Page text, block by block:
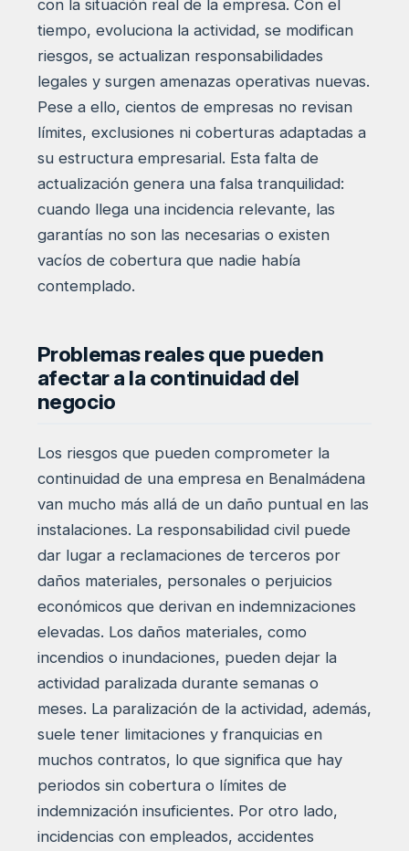
con la situación real de la empresa. Con el
tiempo, evoluciona la actividad, se modifican
riesgos, se actualizan responsabilidades
legales y surgen amenazas operativas nuevas.
Pese a ello, cientos de empresas no revisan
límites, exclusiones ni coberturas adaptadas a
su estructura empresarial. Esta falta de
actualización genera una falsa tranquilidad:
cuando llega una incidencia relevante, las
garantías no son las necesarias o existen
vacíos de cobertura que nadie había
contemplado.
Problemas reales que pueden
afectar a la continuidad del
negocio
Los riesgos que pueden comprometer la
continuidad de una empresa en Benalmádena
van mucho más allá de un daño puntual en las
instalaciones. La responsabilidad civil puede
dar lugar a reclamaciones de terceros por
daños materiales, personales o perjuicios
económicos que derivan en indemnizaciones
elevadas. Los daños materiales, como
incendios o inundaciones, pueden dejar la
actividad paralizada durante semanas o
meses. La paralización de la actividad, además,
suele tener limitaciones y franquicias en
muchos contratos, lo que significa que hay
periodos sin cobertura o límites de
indemnización insuficientes. Por otro lado,
incidencias con empleados, accidentes